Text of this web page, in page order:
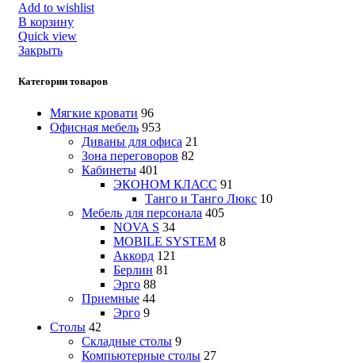
Закрыть
Категории товаров
Мягкие кровати 96
Офисная мебель 953
Диваны для офиса 21
Зона переговоров 82
Кабинеты 401
ЭКОНОМ КЛАСС 91
Танго и Танго Люкс 10
Мебель для персонала 405
NOVA S 34
MOBILE SYSTEM 8
Аккорд 121
Берлин 81
Эрго 88
Приемные 44
Эрго 9
Столы 42
Складные столы 9
Компьютерные столы 27
Add to wishlist
В корзину
Quick view